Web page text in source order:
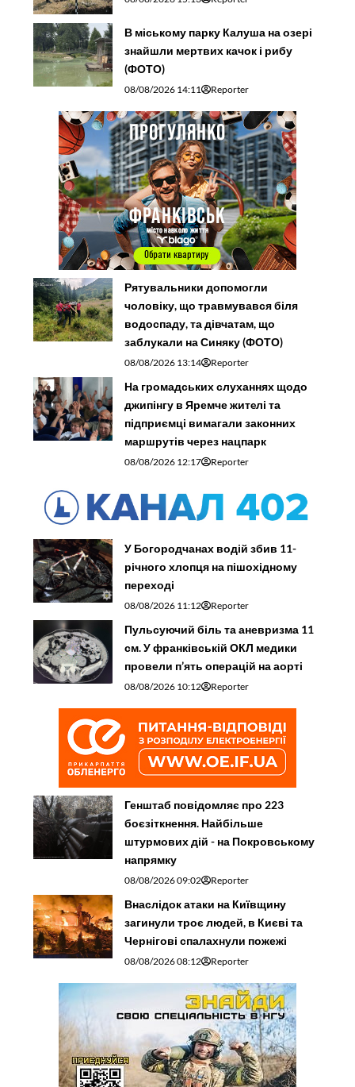
В міському парку Калуша на озері
знайшли мертвих качок і рибу
(ФОТО)
08/08/2026 14:11 Reporter
Рятувальники допомогли
чоловіку, що травмувався біля
водоспаду, та дівчатам, що
заблукали на Синяку (ФОТО)
08/08/2026 13:14 Reporter
На громадських слуханнях щодо
джипінгу в Яремче житeлі та
підприємці вимагали законних
маршрутів через нацпарк
08/08/2026 12:17 Reporter
У Богородчанах водій збив 11-
річного хлопця на пішохідному
переході
08/08/2026 11:12 Reporter
Пульсуючий біль та аневризма 11
см. У франківській ОКЛ медики
провели п’ять операцій на аорті
08/08/2026 10:12 Reporter
Генштаб повідомляє про 223
боєзіткнення. Найбільше
штурмових дій - на Покровському
напрямку
08/08/2026 09:02 Reporter
Внаслідок атаки на Київщину
загинули троє людей, в Києві та
Чернігові спалахнули пожежі
08/08/2026 08:12 Reporter